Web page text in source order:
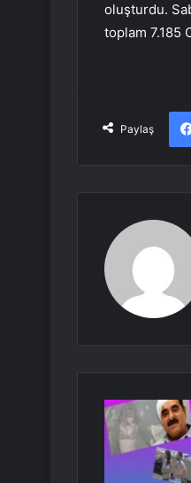
oluşturdu.
toplam 7.185
Paylaş